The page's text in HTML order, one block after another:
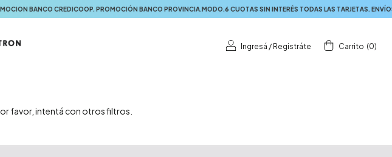
BANCO CREDICOOP. PROMOCIÓN BANCO PROVINCIA.MODO.6 CUOTAS SIN INTERÉS TODAS LAS TARJETAS. ENVÍOS
Ingresá / Registráte Carrito (0)
favor, intentá con otros filtros.